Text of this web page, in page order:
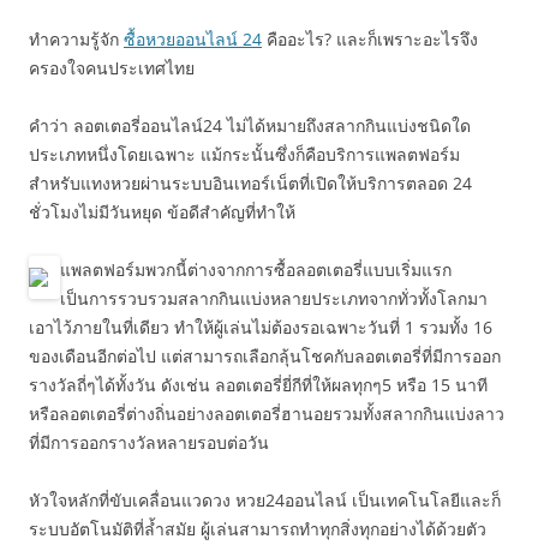
ทำความรู้จัก ซื้อหวยออนไลน์ 24 คืออะไร? และก็เพราะอะไรจึง
ครองใจคนประเทศไทย
คำว่า ลอตเตอรี่ออนไลน์24 ไม่ได้หมายถึงสลากกินแบ่งชนิดใด
ประเภทหนึ่งโดยเฉพาะ แม้กระนั้นซึ่งก็คือบริการแพลตฟอร์ม
สำหรับแทงหวยผ่านระบบอินเทอร์เน็ตที่เปิดให้บริการตลอด 24
ชั่วโมงไม่มีวันหยุด ข้อดีสำคัญที่ทำให้
แพลตฟอร์มพวกนี้ต่างจากการซื้อลอตเตอรี่แบบเริ่มแรก
เป็นการรวบรวมสลากกินแบ่งหลายประเภทจากทั่วทั้งโลกมา
เอาไว้ภายในที่เดียว ทำให้ผู้เล่นไม่ต้องรอเฉพาะวันที่ 1 รวมทั้ง 16
ของเดือนอีกต่อไป แต่สามารถเลือกลุ้นโชคกับลอตเตอรี่ที่มีการออก
รางวัลถี่ๆได้ทั้งวัน ดังเช่น ลอตเตอรี่ยี่กีที่ให้ผลทุกๆ5 หรือ 15 นาที
หรือลอตเตอรี่ต่างถิ่นอย่างลอตเตอรี่ฮานอยรวมทั้งสลากกินแบ่งลาว
ที่มีการออกรางวัลหลายรอบต่อวัน
หัวใจหลักที่ขับเคลื่อนแวดวง หวย24ออนไลน์ เป็นเทคโนโลยีและก็
ระบบอัตโนมัติที่ล้ำสมัย ผู้เล่นสามารถทำทุกสิ่งทุกอย่างได้ด้วยตัว